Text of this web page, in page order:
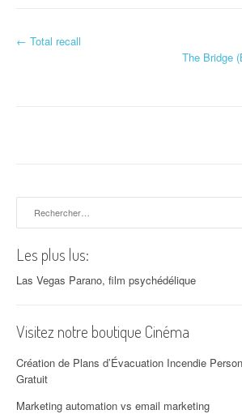
Navigation d'article
← Total recall
The Bridge
Les plus lus:
Las Vegas Parano, film psychédélique
Visitez notre boutique Cinéma
Création de Plans d’Évacuation Incendie
Gratuit
Marketing automation vs email marketing